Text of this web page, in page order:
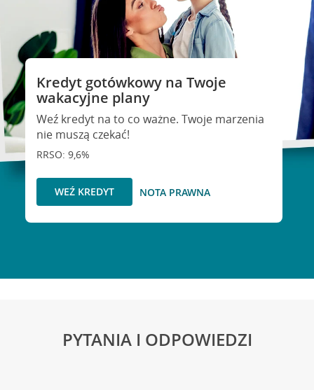
Kredyt gotówkowy na Twoje
wakacyjne plany
Weź kredyt na to co ważne. Twoje marzenia
nie muszą czekać!
RRSO: 9,6%
WEŹ KREDYT NOTA PRAWNA
PYTANIA I ODPOWIEDZI